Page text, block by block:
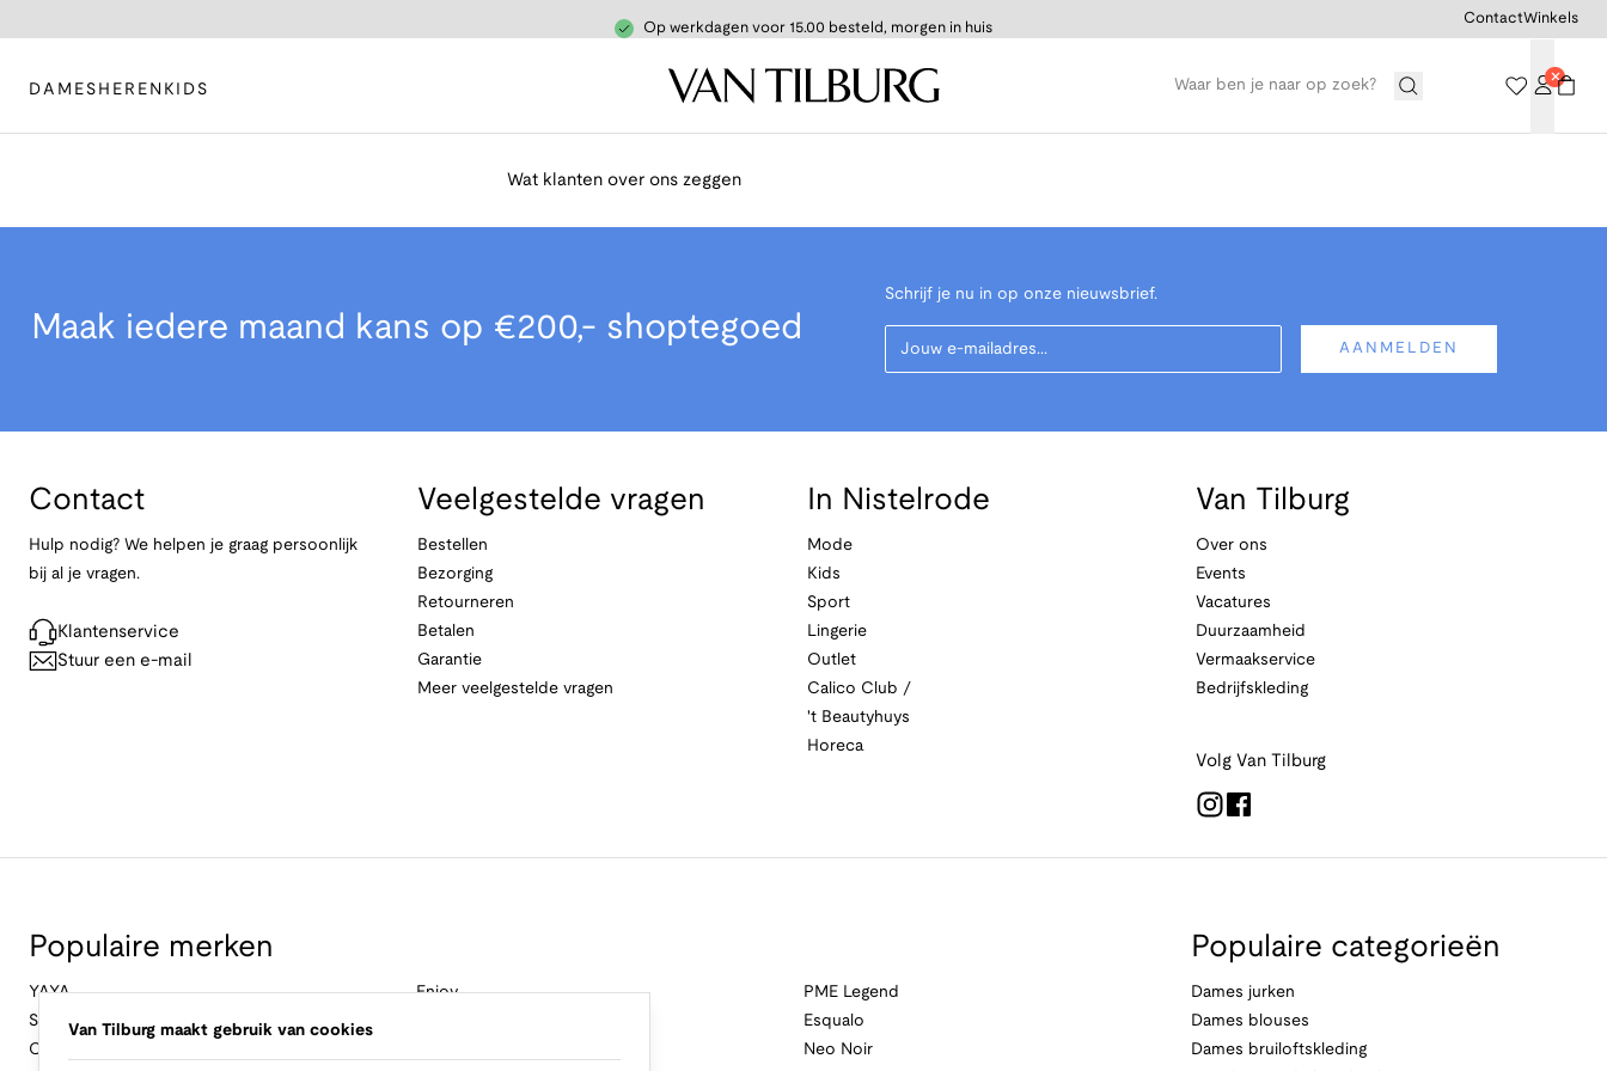
Op werkdagen voor 15.00 besteld, morgen in huis
DAMES HEREN KIDS
ContactWinkels
Wat klanten over ons zeggen
Maak iedere maand kans op €200,- shoptegoed
Schrijf je nu in op onze nieuwsbrief.
Your Email
AANMELDEN
Contact
Hulp nodig? We helpen je graag persoonlijk
bij al je vragen.
Klantenservice
Stuur een e-mail
Veelgestelde vragen
Bestellen
Bezorging
Retourneren
Betalen
Garantie
Meer veelgestelde vragen
In Nistelrode
Mode
Kids
Sport
Lingerie
Outlet
Calico Club /
't Beautyhuys
Horeca
Van Tilburg
Over ons
Events
Vacatures
Duurzaamheid
Vermaakservice
Bedrijfskleding
Volg Van Tilburg
Populaire merken
YAYA
Studio Anneloes
Cambio
Enjoy
PME Legend
Esqualo
Neo Noir
Populaire categorieën
Dames jurken
Dames blouses
Dames bruiloftskleding
Van Tilburg maakt gebruik van cookies